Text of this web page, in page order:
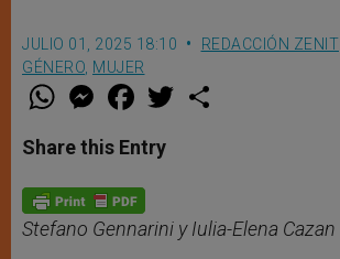
JULIO 01, 2025 18:10 REDACCIÓN ZENIT
GÉNERO MUJER
W
t
s
p
p
M
e
s
e
g
e
r
F
a
e
b
o
k
w
Share this Entry
Stefano Gennarini y Iulia-Elena Cazan